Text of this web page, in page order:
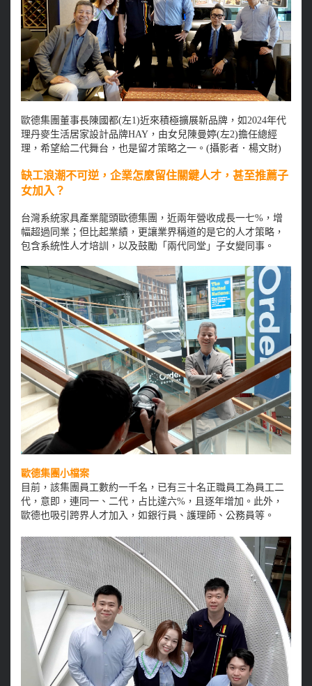
歐德集團董事長陳國都(左1)近來積極擴展新品牌，如2024年代
理丹麥生活居家設計品牌HAY，由女兒陳曼婷(左2)擔任總經
理，希望給二代舞台，也是留才策略之一。(攝影者．楊文財)
缺工浪潮不可逆，企業怎麼留住關鍵人才，甚至推薦子
女加入？
台灣系統家具產業龍頭歐德集團，近兩年營收成長一七%，增
幅超過同業；但比起業績，更讓業界稱道的是它的人才策略，
包含系統性人才培訓，以及鼓勵「兩代同堂」子女變同事。
歐德集團小檔案
目前，該集團員工數約一千名，已有三十名正職員工為員工二
代，意即，連同一、二代，占比達六%，且逐年增加。此外，
歐德也吸引跨界人才加入，如銀行員、護理師、公務員等。